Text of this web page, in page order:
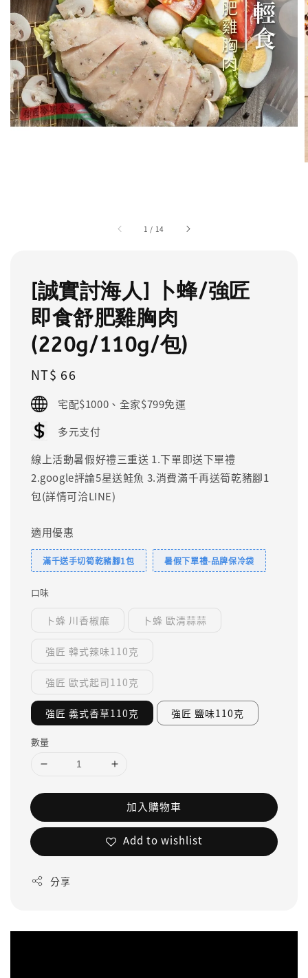
1 / 14
[誠實討海人] 卜蜂/強匠
即食舒肥雞胸肉
(220g/110g/包)
Regular
price
NT$ 66
宅配$1000、全家$799免運
多元支付
線上活動暑假好禮三重送 1.下單即送下單禮
2.google評論5星送鮭魚 3.消費滿千再送筍乾豬腳1
包(詳情可洽LINE)
適用優惠
滿千送手切筍乾豬腳1包 暑假下單禮-品牌保冷袋
口味
卜蜂 川香椒麻 卜蜂 歐清蒜蒜
強匠 韓式辣味110克
強匠 歐式起司110克
強匠 義式香草110克 強匠 鹽味110克
數量
加入購物車
Add to wishlist
分享